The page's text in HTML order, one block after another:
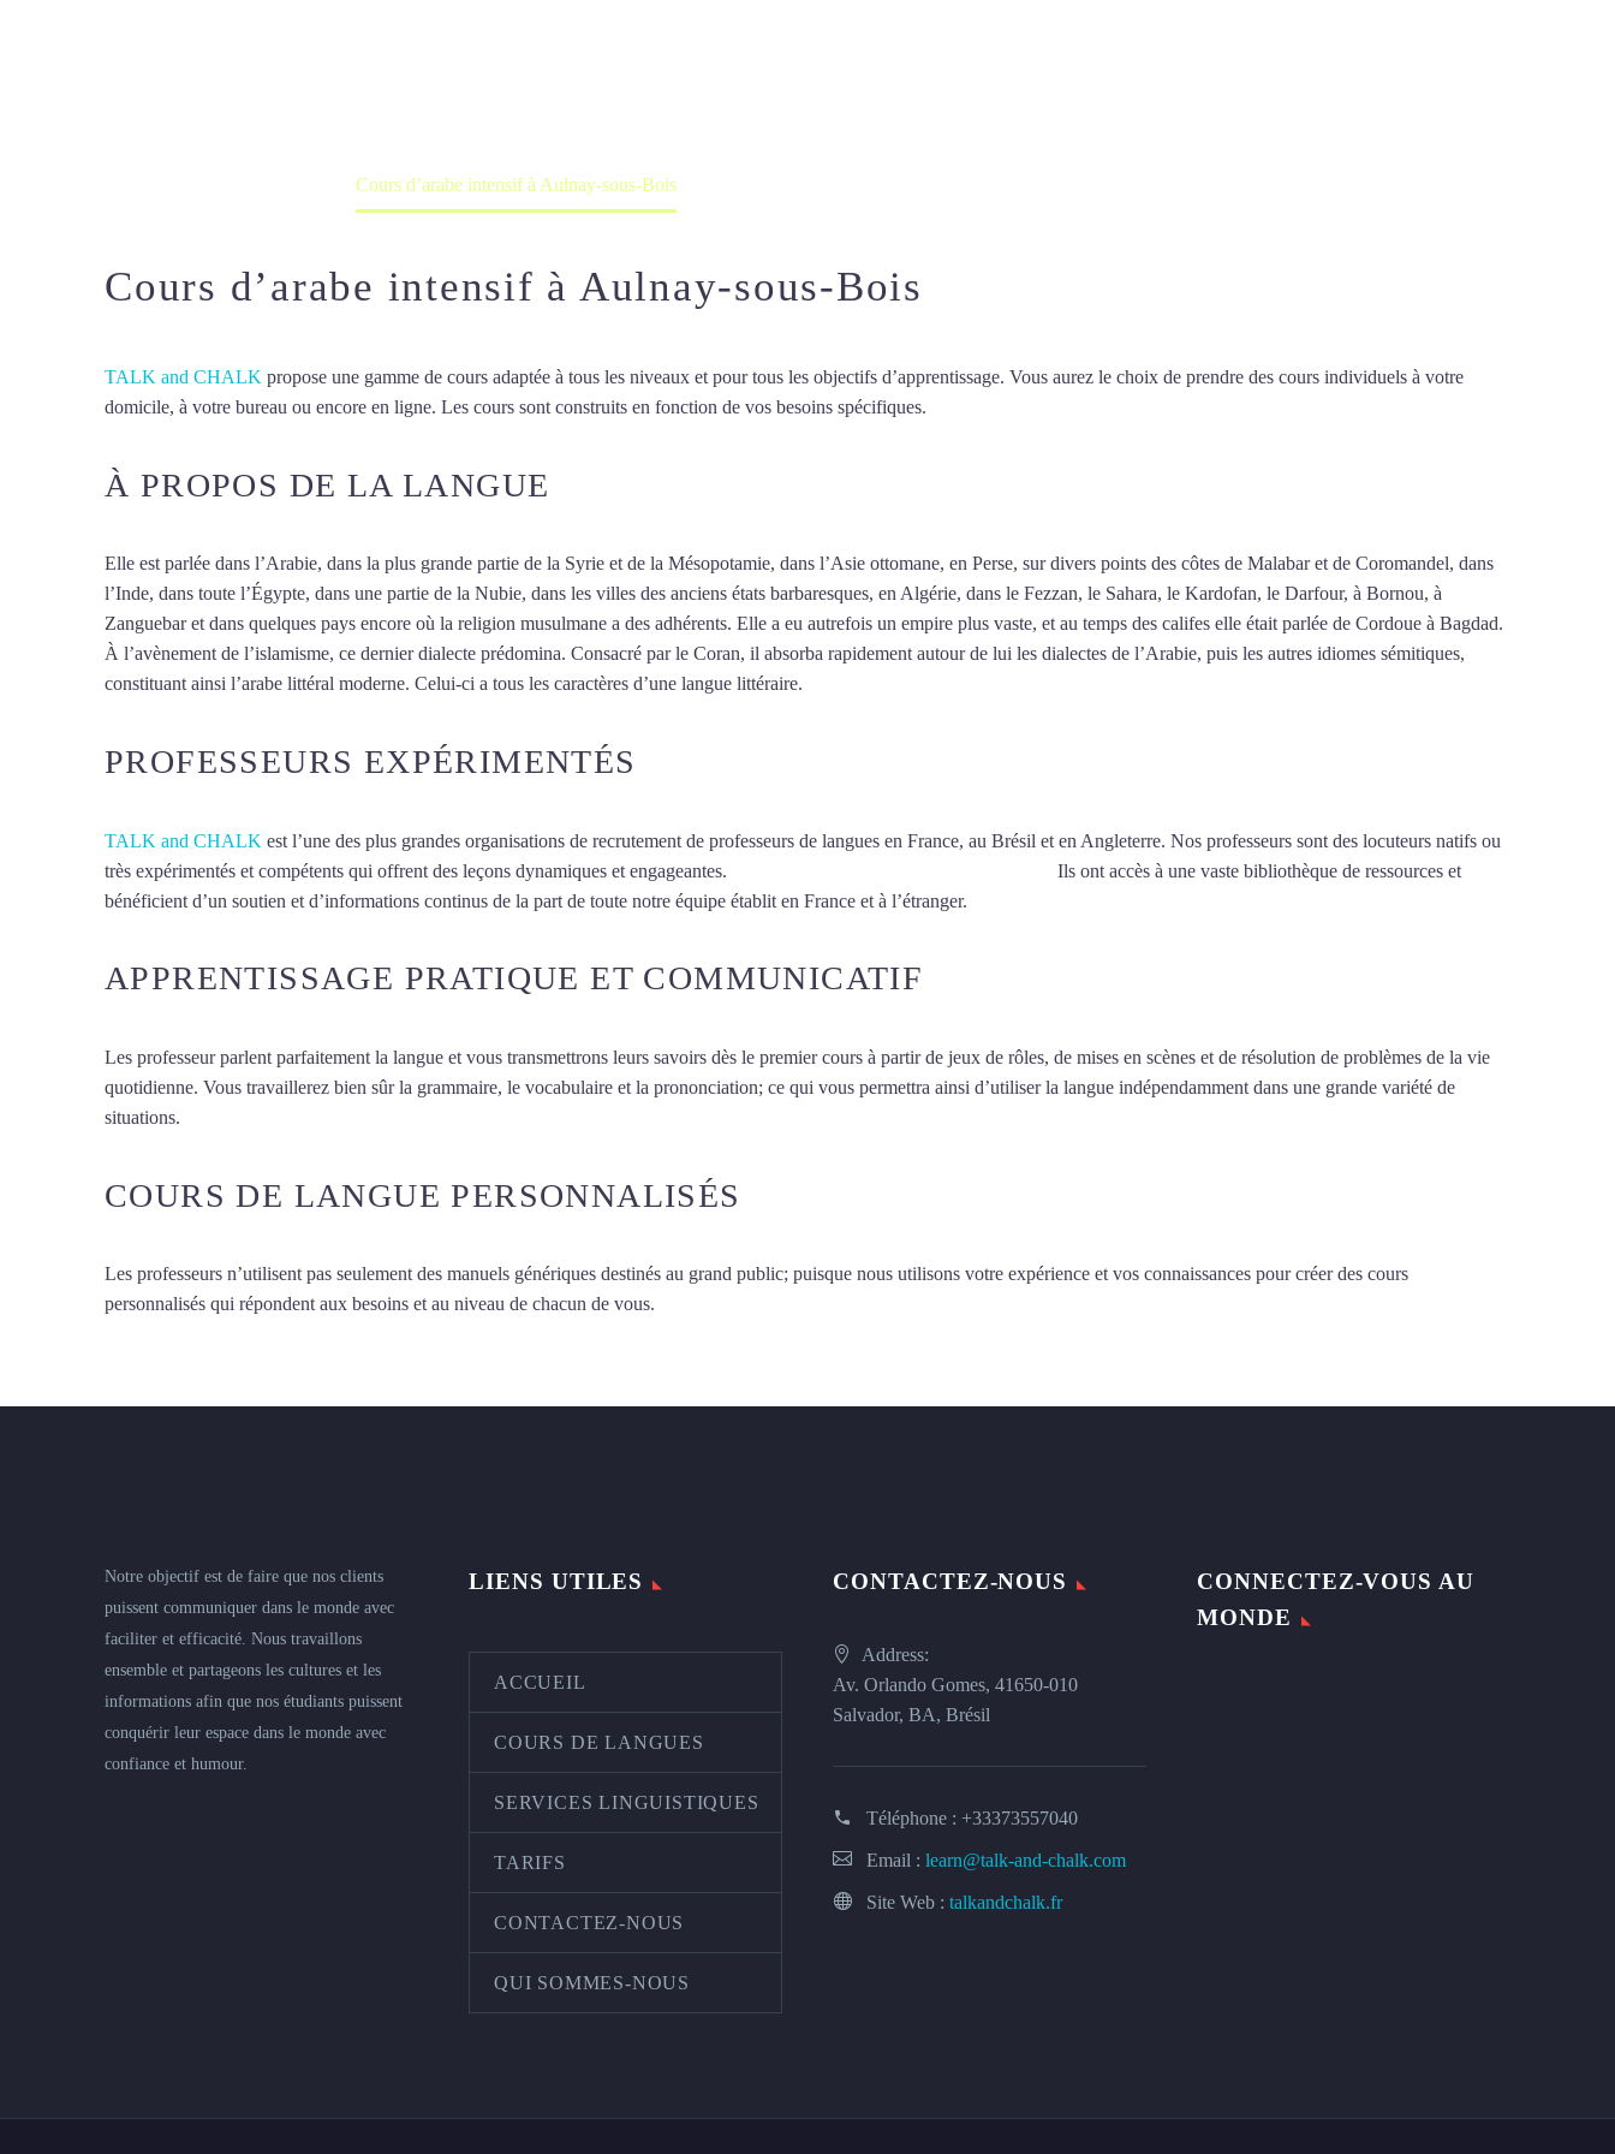
Cours d’arabe intensif à Aulnay-sous-Bois
Cours d’arabe intensif à Aulnay-sous-Bois
TALK and CHALK propose une gamme de cours adaptée à tous les niveaux et pour tous les objectifs d’apprentissage. Vous aurez le choix de prendre des cours individuels à votre
domicile, à votre bureau ou encore en ligne. Les cours sont construits en fonction de vos besoins spécifiques.
À PROPOS DE LA LANGUE
Elle est parlée dans l’Arabie, dans la plus grande partie de la Syrie et de la Mésopotamie, dans l’Asie ottomane, en Perse, sur divers points des côtes de Malabar et de Coromandel, dans
l’Inde, dans toute l’Égypte, dans une partie de la Nubie, dans les villes des anciens états barbaresques, en Algérie, dans le Fezzan, le Sahara, le Kardofan, le Darfour, à Bornou, à
Zanguebar et dans quelques pays encore où la religion musulmane a des adhérents. Elle a eu autrefois un empire plus vaste, et au temps des califes elle était parlée de Cordoue à Bagdad.
À l’avènement de l’islamisme, ce dernier dialecte prédomina. Consacré par le Coran, il absorba rapidement autour de lui les dialectes de l’Arabie, puis les autres idiomes sémitiques,
constituant ainsi l’arabe littéral moderne. Celui-ci a tous les caractères d’une langue littéraire.
PROFESSEURS EXPÉRIMENTÉS
TALK and CHALK est l’une des plus grandes organisations de recrutement de professeurs de langues en France, au Brésil et en Angleterre. Nos professeurs sont des locuteurs natifs ou
très expérimentés et compétents qui offrent des leçons dynamiques et engageantes.
Ils ont accès à une vaste bibliothèque de ressources et
bénéficient d’un soutien et d’informations continus de la part de toute notre équipe établit en France et à l’étranger.
APPRENTISSAGE PRATIQUE ET COMMUNICATIF
Les professeur parlent parfaitement la langue et vous transmettrons leurs savoirs dès le premier cours à partir de jeux de rôles, de mises en scènes et de résolution de problèmes de la vie
quotidienne. Vous travaillerez bien sûr la grammaire, le vocabulaire et la prononciation; ce qui vous permettra ainsi d’utiliser la langue indépendamment dans une grande variété de
situations.
COURS DE LANGUE PERSONNALISÉS
Les professeurs n’utilisent pas seulement des manuels génériques destinés au grand public; puisque nous utilisons votre expérience et vos connaissances pour créer des cours
personnalisés qui répondent aux besoins et au niveau de chacun de vous.
Notre objectif est de faire que nos clients
puissent communiquer dans le monde avec
faciliter et efficacité. Nous travaillons
ensemble et partageons les cultures et les
informations afin que nos étudiants puissent
conquérir leur espace dans le monde avec
confiance et humour.
LIENS UTILES
ACCUEIL
COURS DE LANGUES
SERVICES LINGUISTIQUES
TARIFS
CONTACTEZ-NOUS
QUI SOMMES-NOUS
CONTACTEZ-NOUS
Address:
Av. Orlando Gomes, 41650-010
Salvador, BA, Brésil
Téléphone : +33373557040
Email : learn@talk-and-chalk.com
Site Web : talkandchalk.fr
CONNECTEZ-VOUS AU
MONDE